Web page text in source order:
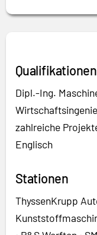
Qualifikationen
Dipl.-Ing.
zahlreiche
Englisch
Stationen
ThyssenKrupp